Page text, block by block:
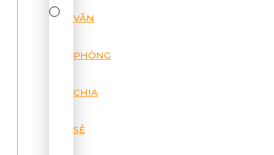
VĂN
PHÒNG
CHIA
SẺ